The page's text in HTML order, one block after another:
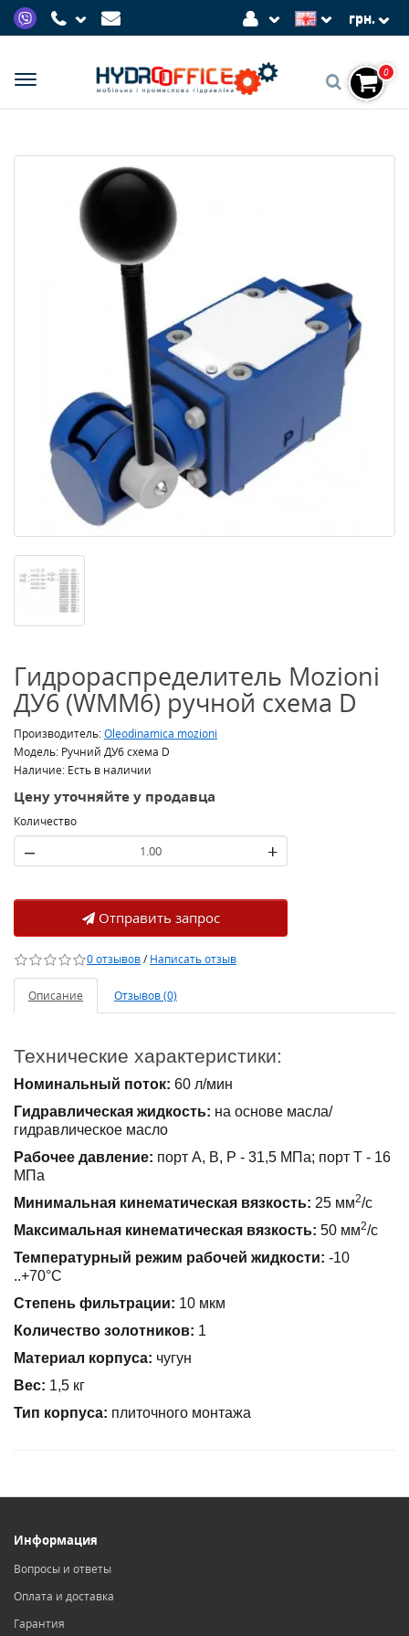
грн.
0
Гидрораспределитель Mozioni
ДУ6 (WMM6) ручной схема D
Производитель:Oleodinamica mozioni
Модель: Ручний ДУ6 схема D
Наличие: Есть в наличии
Цену уточняйте у продавца
Количество
– +
Отправить запрос
0 отзывов/Написать отзыв
Описание Отзывов (0)
Технические характеристики:
Номинальный поток: 60 л/мин
Гидравлическая жидкость: на основе масла/
гидравлическое масло
Рабочее давление: порт А, В, Р - 31,5 МПа; порт Т - 16
МПа
Минимальная кинематическая вязкость: 25 мм2/с
Максимальная кинематическая вязкость: 50 мм2/с
Температурный режим рабочей жидкости: -10
..+70°С
Степень фильтрации: 10 мкм
Количество золотников: 1
Материал корпуса: чугун
Вес: 1,5 кг
Тип корпуса: плиточного монтажа
Информация
Вопросы и ответы
Оплата и доставка
Гарантия